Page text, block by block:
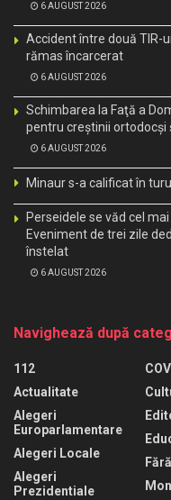
6 AUGUST 2026
Accident între două TIR-
rămas încarcerat
6 AUGUST 2026
Schimbarea la Faţă a
pentru creştinii ortodocşi
6 AUGUST 2026
Minaur s-a calificat în
Perseidele se văd cel
Eveniment de trei zile
înstelat
6 AUGUST 2026
Navighează după
112
Actualitate
Alegeri
Europarlamentare
Alegeri Locale
Alegeri
Prezidentiale